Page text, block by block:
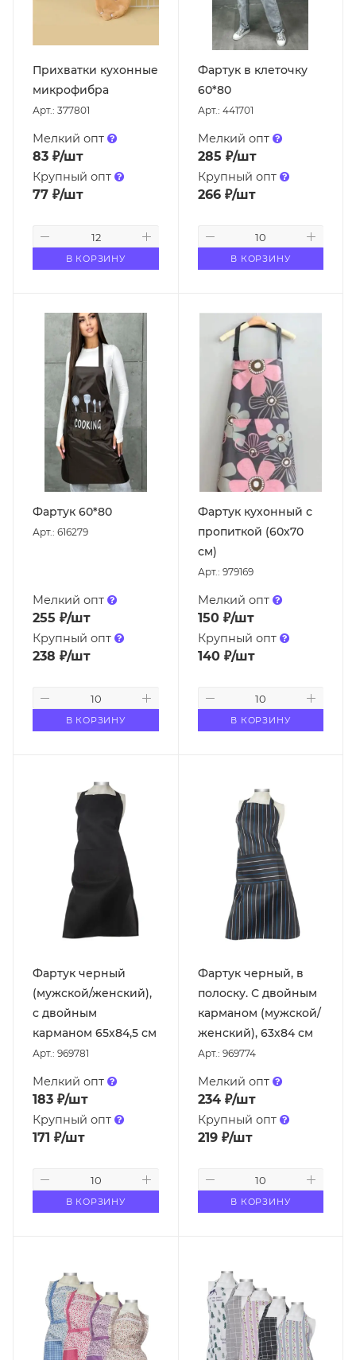
Прихватки кухонные
микрофибра
Арт.: 377801
Мелкий опт
83 ₽/шт
Крупный опт
77 ₽/шт
В КОРЗИНУ
Фартук в клеточку
60*80
Арт.: 441701
Мелкий опт
285 ₽/шт
Крупный опт
266₽/шт
В КОРЗИНУ
Фартук 60*80
Арт.: 616279
Мелкий опт
255 ₽/шт
Крупный опт
238 ₽/шт
В КОРЗИНУ
Фартук кухонный с
пропиткой (60х70
см)
Арт.: 979169
Мелкий опт
150₽/шт
Крупный опт
140₽/шт
В КОРЗИНУ
Фартук черный
(мужской/женский),
с двойным
карманом 65х84,5 см
Арт.: 969781
Мелкий опт
183 ₽/шт
Крупный опт
171 ₽/шт
В КОРЗИНУ
Фартук черный, в
полоску. С двойным
карманом (мужской/
женский), 63х84 см
Арт.: 969774
Мелкий опт
234₽/шт
Крупный опт
219₽/шт
В КОРЗИНУ